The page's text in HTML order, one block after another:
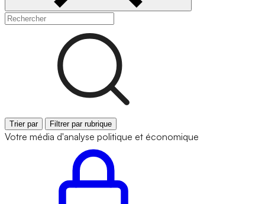
Trier par Filtrer par rubrique
Votre média d'analyse politique et économique